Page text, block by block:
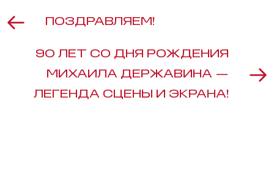
ПОЗДРАВЛЯЕМ!
90 ЛЕТ СО ДНЯ РОЖДЕНИЯ
МИХАИЛА ДЕРЖАВИНА —
ЛЕГЕНДА СЦЕНЫ И ЭКРАНА!